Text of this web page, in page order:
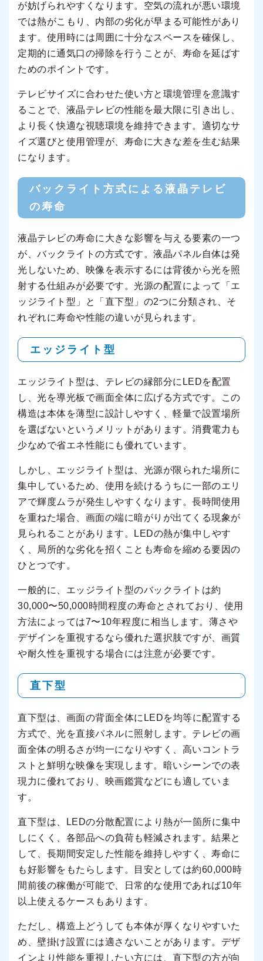
が妨げられやすくなります。空気の流れが悪い環境
では熱がこもり、内部の劣化が早まる可能性があり
ます。使用時には周囲に十分なスペースを確保し、
定期的に通気口の掃除を行うことが、寿命を延ばす
ためのポイントです。
テレビサイズに合わせた使い方と環境管理を意識す
ることで、液晶テレビの性能を最大限に引き出し、
より長く快適な視聴環境を維持できます。適切なサ
イズ選びと使用管理が、寿命に大きな差を生む結果
になります。
バックライト方式による液晶テレビ
の寿命
液晶テレビの寿命に大きな影響を与える要素の一つ
が、バックライトの方式です。液晶パネル自体は発
光しないため、映像を表示するには背後から光を照
射する仕組みが必要です。光源の配置によって「エ
ッジライト型」と「直下型」の2つに分類され、そ
れぞれに寿命や性能の違いが見られます。
エッジライト型
エッジライト型は、テレビの縁部分にLEDを配置
し、光を導光板で画面全体に広げる方式です。この
構造は本体を薄型に設計しやすく、軽量で設置場所
を選ばないというメリットがあります。消費電力も
少なめで省エネ性能にも優れています。
しかし、エッジライト型は、光源が限られた場所に
集中しているため、使用を続けるうちに一部のエリ
アで輝度ムラが発生しやすくなります。長時間使用
を重ねた場合、画面の端に暗がりが出てくる現象が
見られることがあります。LEDの熱が集中しやす
く、局所的な劣化を招くことも寿命を縮める要因の
ひとつです。
一般的に、エッジライト型のバックライトは約
30,000〜50,000時間程度の寿命とされており、使用
方法によっては7〜10年程度に相当します。薄さや
デザインを重視するなら優れた選択肢ですが、画質
や耐久性を重視する場合には注意が必要です。
直下型
直下型は、画面の背面全体にLEDを均等に配置する
方式で、光を直接パネルに照射します。テレビの画
面全体の明るさが均一になりやすく、高いコントラ
ストと鮮明な映像を実現します。暗いシーンでの表
現力に優れており、映画鑑賞などにも適していま
す。
直下型は、LEDの分散配置により熱が一箇所に集中
しにくく、各部品への負荷も軽減されます。結果と
して、長期間安定した性能を維持しやすく、寿命に
も好影響をもたらします。目安としては約60,000時
間前後の稼働が可能で、日常的な使用であれば10年
以上使えるケースもあります。
ただし、構造上どうしても本体が厚くなりやすいた
め、壁掛け設置には適さないことがあります。デザ
インより性能を重視したい方には、直下型の方が向